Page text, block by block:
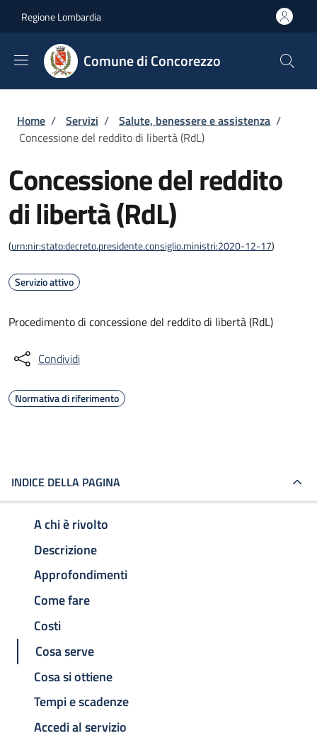
Regione Lombardia
Comune di Concorezzo
Briciole di pane
Home / Servizi / Salute, benessere e assistenza /
Concessione del reddito di libertà (RdL)
Concessione del reddito
di libertà (RdL)
(urn:nir:stato:decreto.presidente.consiglio.ministri:2020-12-17)
Servizio attivo
Procedimento di concessione del reddito di libertà (RdL)
Condividi
Normativa di riferimento
INDICE DELLA PAGINA
A chi è rivolto
Descrizione
Approfondimenti
Come fare
Costi
Cosa serve
Cosa si ottiene
Tempi e scadenze
Accedi al servizio